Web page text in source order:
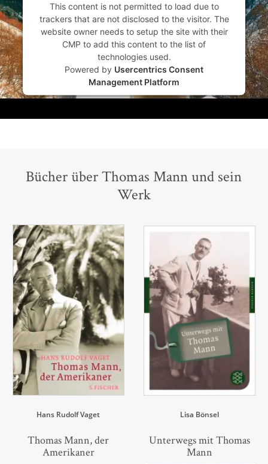
This content is not permitted to load due to
trackers that are not disclosed to the visitor. The
website owner needs to setup the site with their
CMP to add this content to the list of
technologies used.
Powered by Usercentrics Consent
Management Platform
Bücher über Thomas Mann und sein
Werk
Hans Rudolf Vaget
Thomas Mann, der
Amerikaner
Lisa Bönsel
Unterwegs mit Thomas
Mann